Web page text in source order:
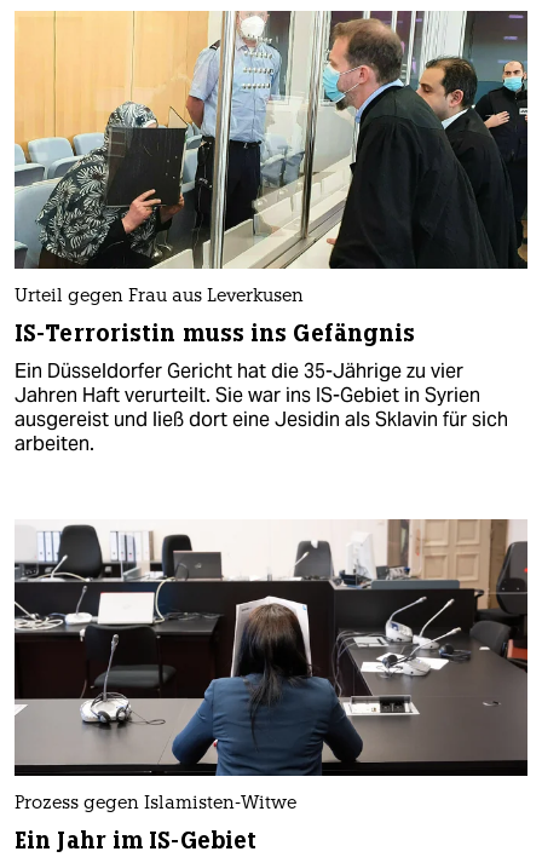
Urteil gegen Frau aus Leverkusen
IS-Terroristin muss ins Gefängnis
Ein Düsseldorfer Gericht hat die 35-Jährige zu vier
Jahren Haft verurteilt. Sie war ins IS-Gebiet in Syrien
ausgereist und ließ dort eine Jesidin als Sklavin für sich
arbeiten.
Prozess gegen Islamisten-Witwe
Ein Jahr im IS-Gebiet